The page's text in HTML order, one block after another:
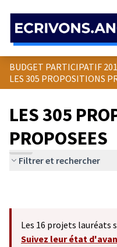
BUDGET PARTICIPATIF
LES 305 PROPOSITIONS
LES 305
PROPOSEES
Filtrer et rechercher
Les 16 projets lauréats
Suivez leur état